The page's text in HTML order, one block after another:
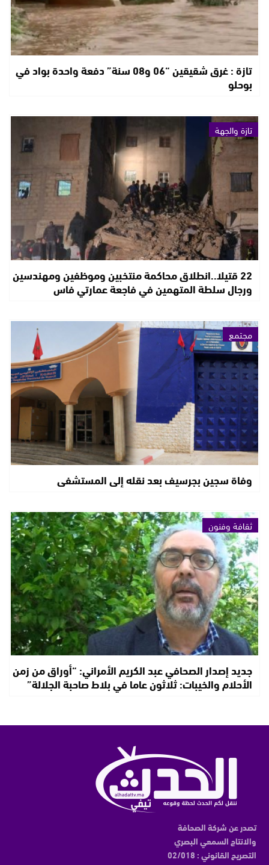
تازة : غرق شقيقين “06 و08 سنة” دفعة واحدة بواد في
بوحلو
تازة والجهة
22 قتيلا..انطلاق محاكمة منتخبين وموظفين ومهندسين
ورجال سلطة المتهمين في فاجعة عمارتي فاس
مجتمع
وفاة سجين بجرسيف بعد نقله إلى المستشفى
ثقافة وفنون
جديد إصدار الصحافي عبد الكريم الأمراني: “أوراق من زمن
الأحلام والخيبات: ثلاثون عاما في بلاط صاحبة الجلالة”
تصدر عن شركة الصحافة
والانتاج السمعي البصري
التصريح القانوني : 02/018